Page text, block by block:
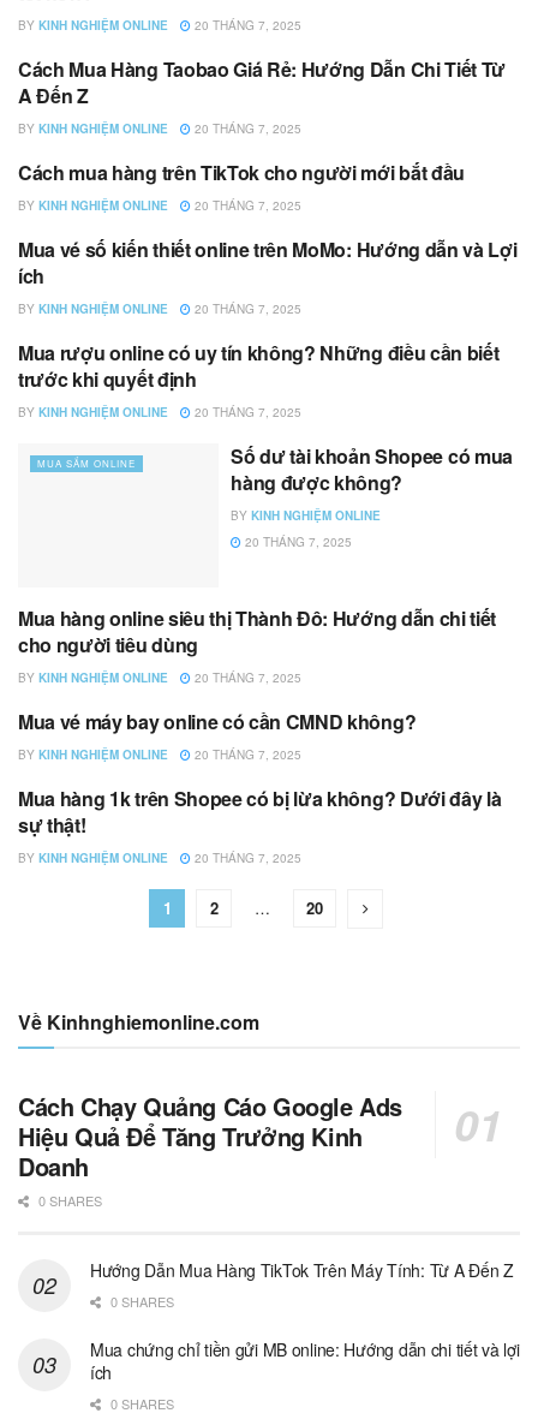
BY KINH NGHIỆM ONLINE 20 THÁNG 7, 2025
MUA SẮM ONLINE
Cách Mua Hàng Taobao Giá Rẻ: Hướng Dẫn Chi Tiết Từ
A Đến Z
BY KINH NGHIỆM ONLINE 20 THÁNG 7, 2025
MUA SẮM ONLINE
Cách mua hàng trên TikTok cho người mới bắt đầu
BY KINH NGHIỆM ONLINE 20 THÁNG 7, 2025
MUA SẮM ONLINE
Mua vé số kiến thiết online trên MoMo: Hướng dẫn và Lợi
ích
BY KINH NGHIỆM ONLINE 20 THÁNG 7, 2025
MUA SẮM ONLINE
Mua rượu online có uy tín không? Những điều cần biết
trước khi quyết định
BY KINH NGHIỆM ONLINE 20 THÁNG 7, 2025
MUA SẮM ONLINE
Số dư tài khoản Shopee có mua
hàng được không?
BY KINH NGHIỆM ONLINE
20 THÁNG 7, 2025
MUA SẮM ONLINE
Mua hàng online siêu thị Thành Đô: Hướng dẫn chi tiết
cho người tiêu dùng
BY KINH NGHIỆM ONLINE 20 THÁNG 7, 2025
MUA SẮM ONLINE
Mua vé máy bay online có cần CMND không?
BY KINH NGHIỆM ONLINE 20 THÁNG 7, 2025
MUA SẮM ONLINE
Mua hàng 1k trên Shopee có bị lừa không? Dưới đây là
sự thật!
BY KINH NGHIỆM ONLINE 20 THÁNG 7, 2025
1 2 … 20
Về Kinhnghiemonline.com
Cách Chạy Quảng Cáo Google Ads
Hiệu Quả Để Tăng Trưởng Kinh
Doanh
0 SHARES
Hướng Dẫn Mua Hàng TikTok Trên Máy Tính: Từ A Đến Z
0 SHARES
Mua chứng chỉ tiền gửi MB online: Hướng dẫn chi tiết và lợi
ích
0 SHARES